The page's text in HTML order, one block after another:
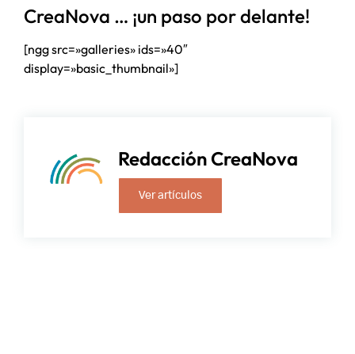
CreaNova … ¡un paso por delante!
[ngg src=»galleries» ids=»40″
display=»basic_thumbnail»]
Redacción CreaNova
Ver artículos